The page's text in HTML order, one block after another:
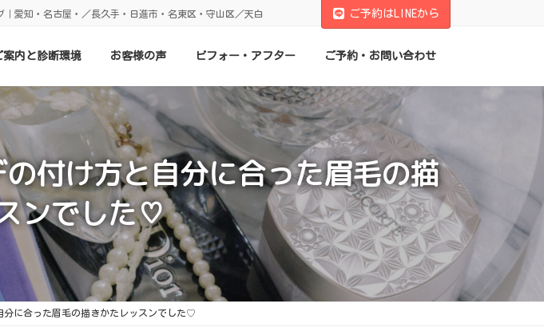
愛知・名古屋・／長久手・日進市・名東区・守山区／天白 ご予約はLINEから
案内と診断環境 お客様の声 ビフォー・アフター ご予約・お問い合わせ
付け方と自分に合った眉毛の描
ンでした♡
分に合った眉毛の描きかたレッスンでした♡